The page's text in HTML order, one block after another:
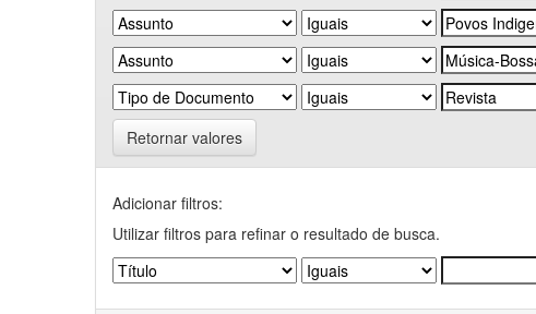
Retornar valores
Adicionar filtros:
Utilizar filtros para refinar o resultado de busca.